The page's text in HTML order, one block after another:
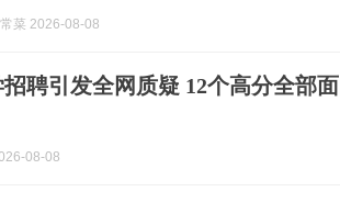
菜 2026-08-08
聘引发全网质疑 12个高分全部面
08-08